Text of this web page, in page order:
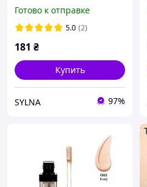
Revuele Anti-Redness
зеленый, 40 мл
Готово к отправке
5.0 (2)
181 ₴
Купить
SYLNA 97%